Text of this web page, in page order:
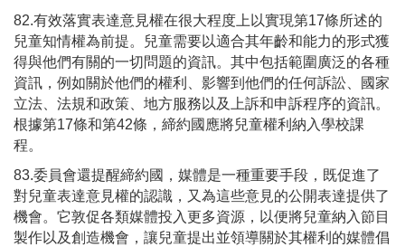
82.有效落實表達意見權在很大程度上以實現第17條所述的
兒童知情權為前提。兒童需要以適合其年齡和能力的形式獲
得與他們有關的一切問題的資訊。其中包括範圍廣泛的各種
資訊，例如關於他們的權利、影響到他們的任何訴訟、國家
立法、法規和政策、地方服務以及上訴和申訴程序的資訊。
根據第17條和第42條，締約國應將兒童權利納入學校課
程。
83.委員會還提醒締約國，媒體是一種重要手段，既促進了
對兒童表達意見權的認識，又為這些意見的公開表達提供了
機會。它敦促各類媒體投入更多資源，以便將兒童納入節目
製作以及創造機會，讓兒童提出並領導關於其權利的媒體倡